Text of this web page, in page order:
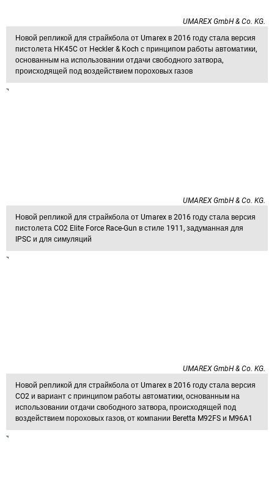
UMAREX GmbH & Co. KG.
Новой репликой для страйкбола от Umarex в 2016 году стала версия
пистолета HK45C от Heckler & Koch с принципом работы автоматики,
основанным на использовании отдачи свободного затвора,
происходящей под воздействием пороховых газов
UMAREX GmbH & Co. KG.
Новой репликой для страйкбола от Umarex в 2016 году стала версия
пистолета CO2 Elite Force Race-Gun в стиле 1911, задуманная для
IPSC и для симуляций
UMAREX GmbH & Co. KG.
Новой репликой для страйкбола от Umarex в 2016 году стала версия
CO2 и вариант с принципом работы автоматики, основанным на
использовании отдачи свободного затвора, происходящей под
воздействием пороховых газов, от компании Beretta M92FS и M96A1